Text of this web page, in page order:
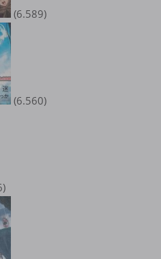
(6.589)
(6.560)